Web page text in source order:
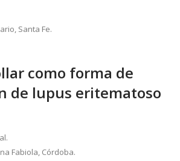
Santa Fe.
como forma de
de lupus eritematoso
Fabiola, Córdoba.